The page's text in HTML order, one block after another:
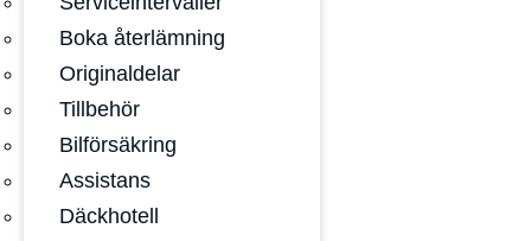
Boka återlämning
Originaldelar
Tillbehör
Bilförsäkring
Assistans
Däckhotell